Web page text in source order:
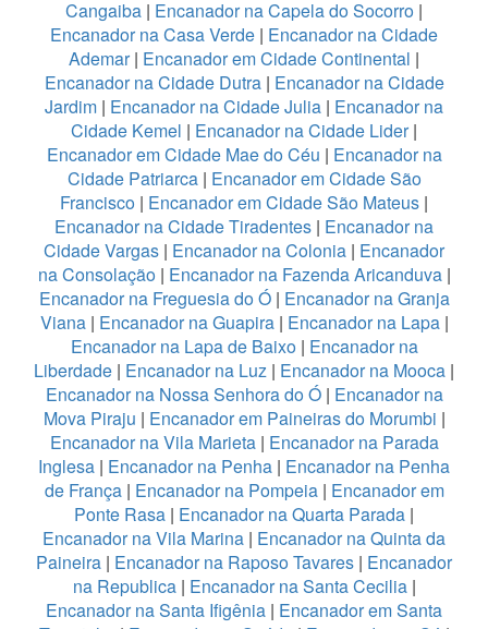
Cangaiba | Encanador na Capela do Socorro |
Encanador na Casa Verde | Encanador na Cidade
Ademar| Encanador em Cidade Continental |
Encanador na Cidade Dutra | Encanador na Cidade
Jardim | Encanador na Cidade Julia | Encanador na
Cidade Kemel | Encanador na Cidade Lider|
Encanador em Cidade Mae do Céu | Encanador na
Cidade Patriarca| Encanador em Cidade São
Francisco | Encanador em Cidade São Mateus |
Encanador na Cidade Tiradentes | Encanador na
Cidade Vargas | Encanador na Colonia | Encanador
na Consolação | Encanador na Fazenda Aricanduva|
Encanador na Freguesia do Ó| Encanador na Granja
Viana| Encanador na Guapira| Encanador na Lapa|
Encanador na Lapa de Baixo | Encanador na
Liberdade | Encanador na Luz | Encanador na Mooca |
Encanador na Nossa Senhora do Ó| Encanador na
Mova Piraju | Encanador em Paineiras do Morumbi |
Encanador na Vila Marieta| Encanador na Parada
Inglesa | Encanador na Penha | Encanador na Penha
de França | Encanador na Pompeia| Encanador em
Ponte Rasa | Encanador na Quarta Parada |
Encanador na Vila Marina | Encanador na Quinta da
Paineira | Encanador na Raposo Tavares | Encanador
na Republica| Encanador na Santa Cecilia|
Encanador na Santa Ifigênia | Encanador em Santa